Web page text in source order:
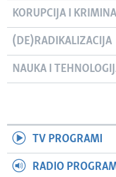
KORUPCIJA I
(DE)RADIKALIZACIJA
NAUKA I
TV PROGRAMI
RADIO